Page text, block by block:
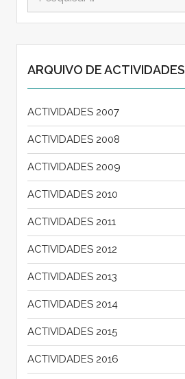
por:
ARQUIVO DE ACTIVIDADES
ACTIVIDADES 2007
ACTIVIDADES 2008
ACTIVIDADES 2009
ACTIVIDADES 2010
ACTIVIDADES 2011
ACTIVIDADES 2012
ACTIVIDADES 2013
ACTIVIDADES 2014
ACTIVIDADES 2015
ACTIVIDADES 2016